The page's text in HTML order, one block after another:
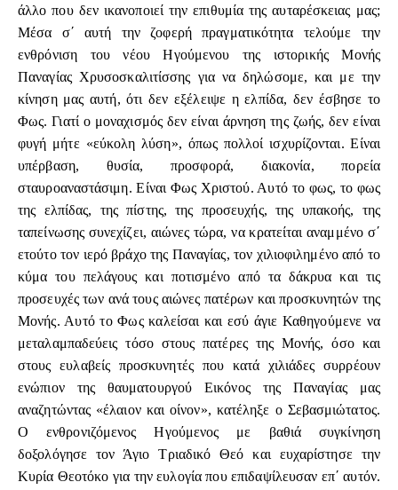
άλλο που δεν ικανοποιεί την επιθυμία της αυταρέσκειας μας;
Μέσα σ΄ αυτή την ζοφερή πραγματικότητα τελούμε την
ενθρόνιση του νέου Ηγούμενου της ιστορικής Μονής
Παναγίας Χρυσοσκαλιτίσσης για να δηλώσομε, και με την
κίνηση μας αυτή, ότι δεν εξέλειψε η ελπίδα, δεν έσβησε το
Φως. Γιατί ο μοναχισμός δεν είναι άρνηση της ζωής, δεν είναι
φυγή μήτε «εύκολη λύση», όπως πολλοί ισχυρίζονται. Είναι
υπέρβαση, θυσία, προσφορά, διακονία, πορεία
σταυροαναστάσιμη. Είναι Φως Χριστού. Αυτό το φως, το φως
της ελπίδας, της πίστης, της προσευχής, της υπακοής, της
ταπείνωσης συνεχίζει, αιώνες τώρα, να κρατείται αναμμένο σ΄
ετούτο τον ιερό βράχο της Παναγίας, τον χιλιοφιλημένο από το
κύμα του πελάγους και ποτισμένο από τα δάκρυα και τις
προσευχές των ανά τους αιώνες πατέρων και προσκυνητών της
Μονής. Αυτό το Φως καλείσαι και εσύ άγιε Καθηγούμενε να
μεταλαμπαδεύεις τόσο στους πατέρες της Μονής, όσο και
στους ευλαβείς προσκυνητές που κατά χιλιάδες συρρέουν
ενώπιον της θαυματουργού Εικόνος της Παναγίας μας
αναζητώντας «έλαιον και οίνον», κατέληξε ο Σεβασμιώτατος.
Ο ενθρονιζόμενος Ηγούμενος με βαθιά συγκίνηση
δοξολόγησε τον Άγιο Τριαδικό Θεό και ευχαρίστησε την
Κυρία Θεοτόκο για την ευλογία που επιδαψίλευσαν επ΄ αυτόν.